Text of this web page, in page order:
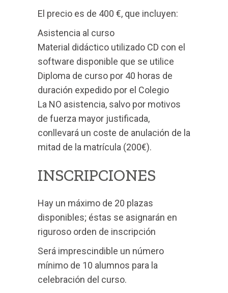
El precio es de 400 €, que incluyen:
Asistencia al curso
Material didáctico utilizado CD con el
software disponible que se utilice
Diploma de curso por 40 horas de
duración expedido por el Colegio
La NO asistencia, salvo por motivos
de fuerza mayor justificada,
conllevará un coste de anulación de la
mitad de la matrícula (200€).
INSCRIPCIONES
Hay un máximo de 20 plazas
disponibles; éstas se asignarán en
riguroso orden de inscripción
Será imprescindible un número
mínimo de 10 alumnos para la
celebración del curso.